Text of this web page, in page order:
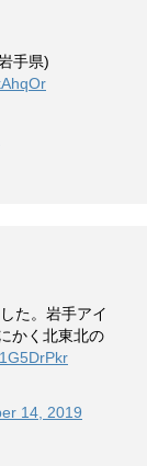
手県)
た。岩手アイ
かく北東北の
14, 2019